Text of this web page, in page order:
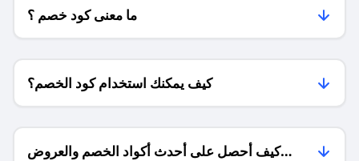
ما معنى كود خصم ؟
كيف يمكنك استخدام كود الخصم؟
كيف أحصل على أحدث أكواد الخصم والعروض